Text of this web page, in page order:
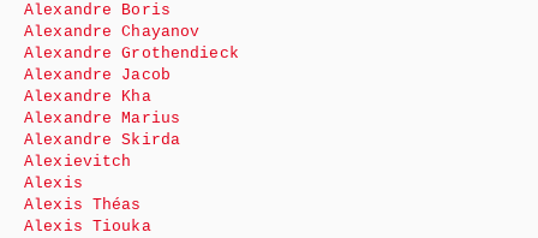
Alexandre Boris
Alexandre Chayanov
Alexandre Grothendieck
Alexandre Jacob
Alexandre Kha
Alexandre Marius
Alexandre Skirda
Alexievitch
Alexis
Alexis Théas
Alexis Tiouka